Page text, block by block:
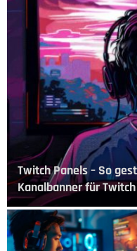
Twitch Panels – So
Kanalbanner für Twitch